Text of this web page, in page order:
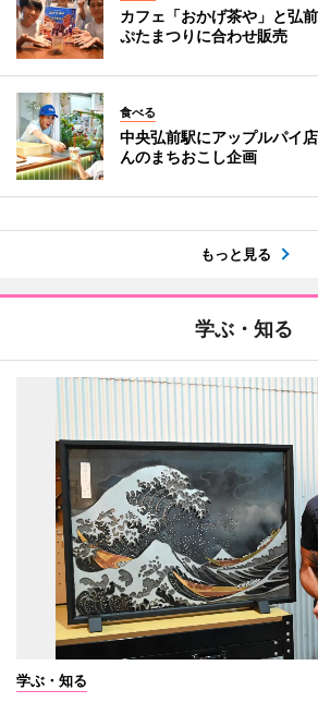
カフェ「おかげ茶や」と弘
ぷたまつりに合わせ販売
食べる
中央弘前駅にアップルパイ
んのまちおこし企画
もっと見る
学ぶ・知る
学ぶ・知る